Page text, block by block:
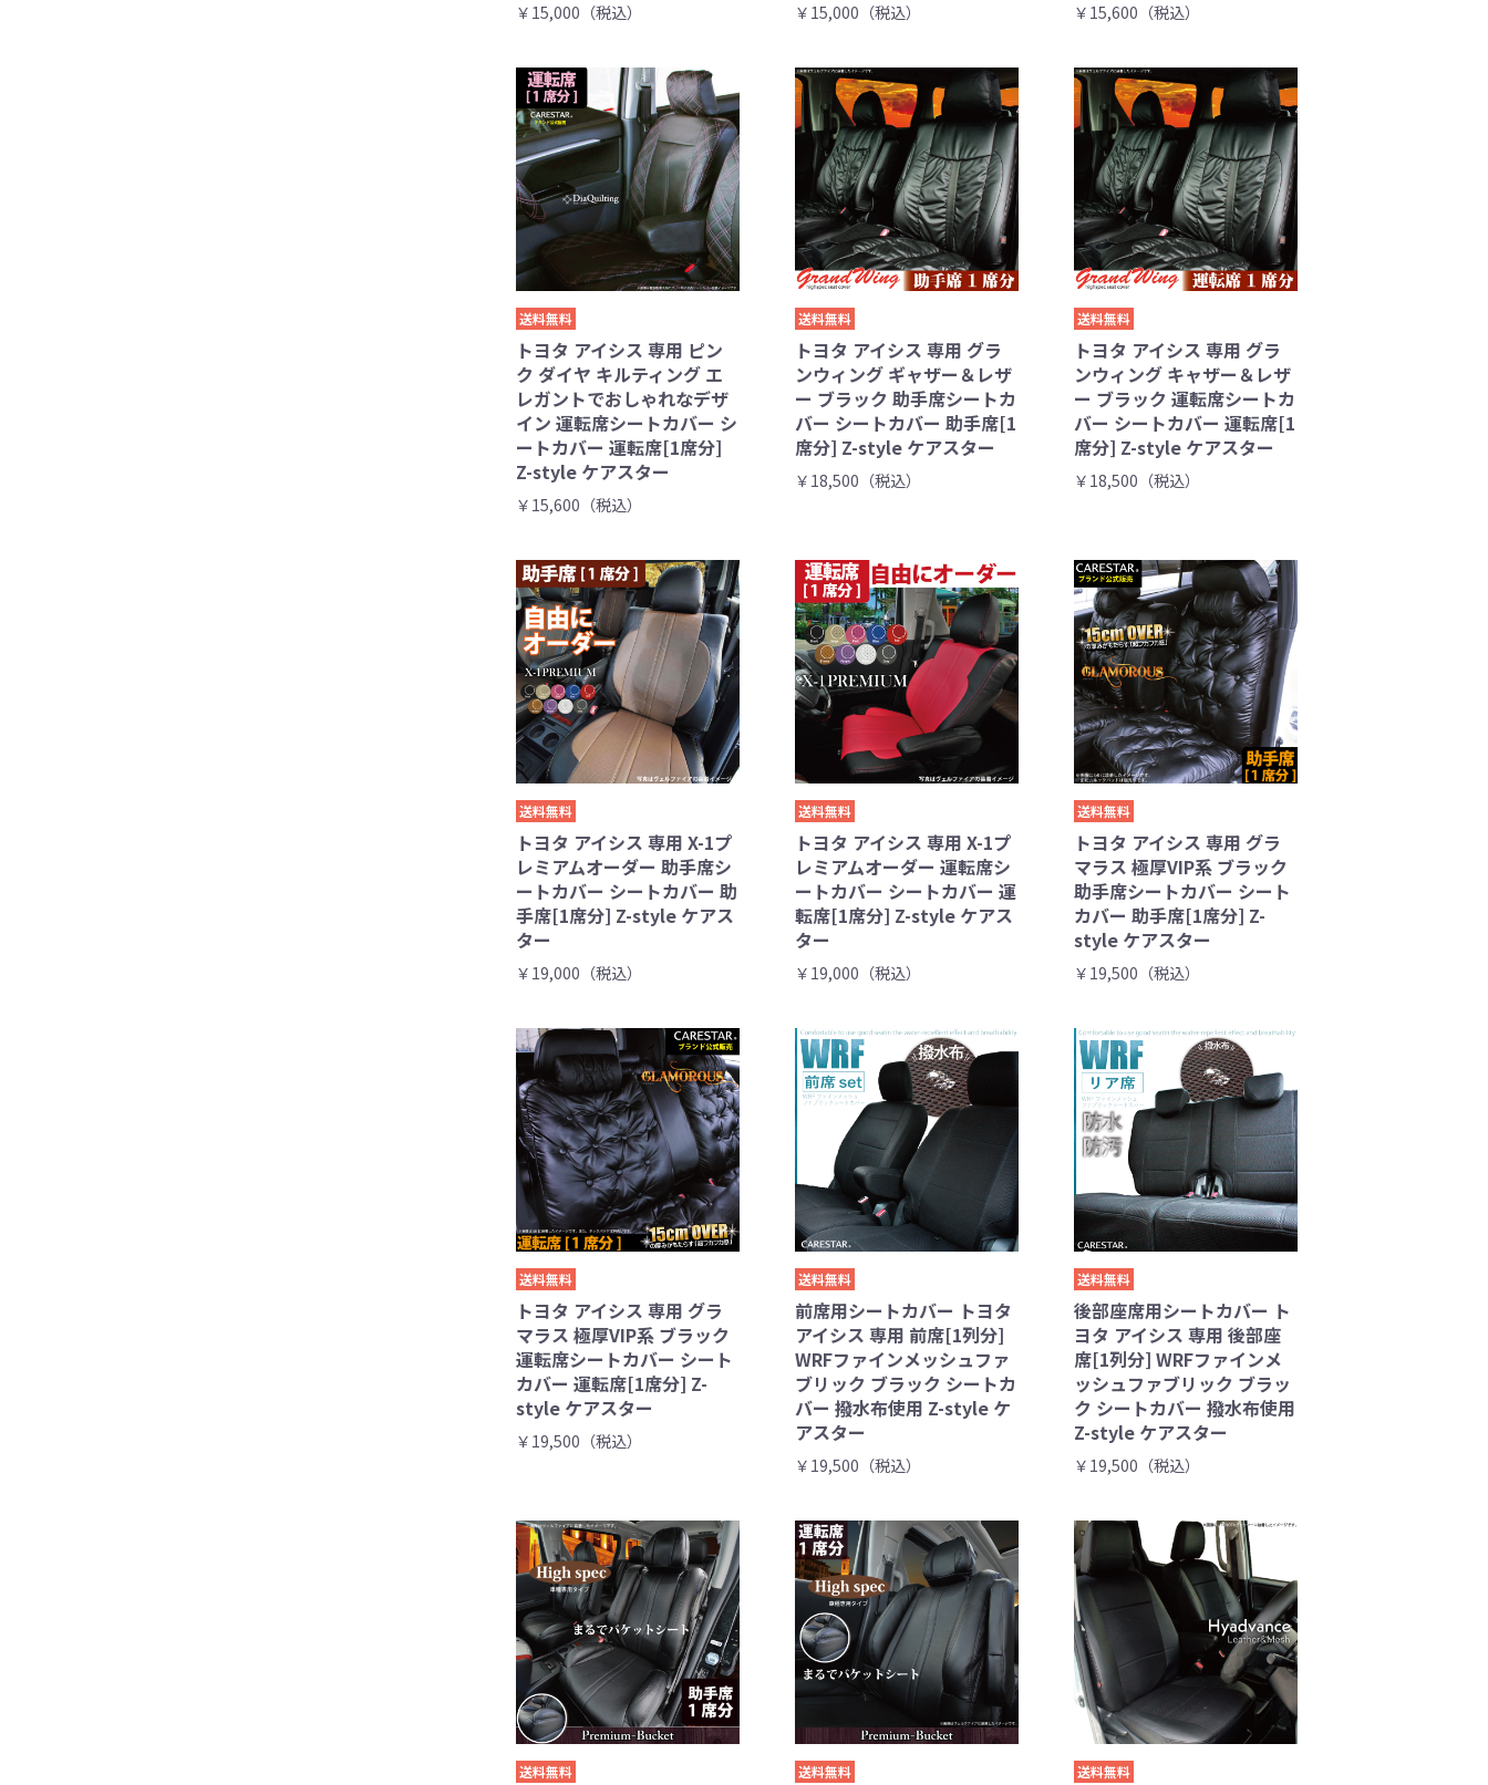
￥15,000（税込） ￥15,000（税込） ￥15,600（税込）
送料無料
トヨタ アイシス 専用 ピン
ク ダイヤ キルティング エ
レガントでおしゃれなデザ
イン 運転席シートカバー シ
ートカバー 運転席[1席分]
Z-style ケアスター
￥15,600（税込）
送料無料
トヨタ アイシス 専用 グラ
ンウィング ギャザー＆レザ
ー ブラック 助手席シートカ
バー シートカバー 助手席[1
席分] Z-style ケアスター
￥18,500（税込）
送料無料
トヨタ アイシス 専用 グラ
ンウィング キャザー＆レザ
ー ブラック 運転席シートカ
バー シートカバー 運転席[1
席分] Z-style ケアスター
￥18,500（税込）
送料無料
トヨタ アイシス 専用 X-1プ
レミアムオーダー 助手席シ
ートカバー シートカバー 助
手席[1席分] Z-style ケアス
ター
￥19,000（税込）
送料無料
トヨタ アイシス 専用 X-1プ
レミアムオーダー 運転席シ
ートカバー シートカバー 運
転席[1席分] Z-style ケアス
ター
￥19,000（税込）
送料無料
トヨタ アイシス 専用 グラ
マラス 極厚VIP系 ブラック
助手席シートカバー シート
カバー 助手席[1席分] Z-
style ケアスター
￥19,500（税込）
送料無料
トヨタ アイシス 専用 グラ
マラス 極厚VIP系 ブラック
運転席シートカバー シート
カバー 運転席[1席分] Z-
style ケアスター
￥19,500（税込）
送料無料
前席用シートカバー トヨタ
アイシス 専用 前席[1列分]
WRFファインメッシュファ
ブリック ブラック シートカ
バー 撥水布使用 Z-style ケ
アスター
￥19,500（税込）
送料無料
後部座席用シートカバー ト
ヨタ アイシス 専用 後部座
席[1列分] WRFファインメ
ッシュファブリック ブラッ
ク シートカバー 撥水布使用
Z-style ケアスター
￥19,500（税込）
送料無料 送料無料 送料無料